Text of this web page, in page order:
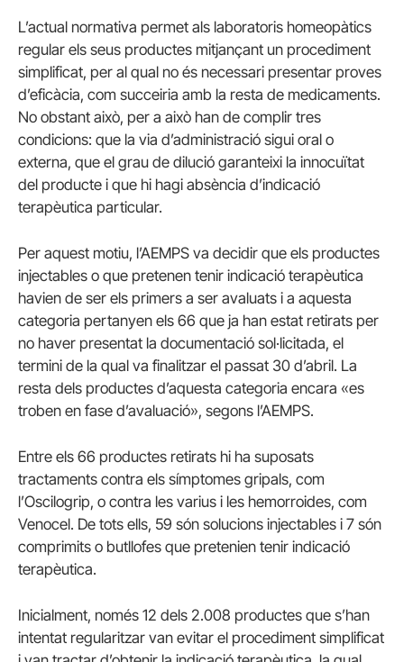
L’actual normativa permet als laboratoris homeopàtics
regular els seus productes mitjançant un procediment
simplificat, per al qual no és necessari presentar proves
d’eficàcia, com succeiria amb la resta de medicaments.
No obstant això, per a això han de complir tres
condicions: que la via d’administració sigui oral o
externa, que el grau de dilució garanteixi la innocuïtat
del producte i que hi hagi absència d’indicació
terapèutica particular.
Per aquest motiu, l’AEMPS va decidir que els productes
injectables o que pretenen tenir indicació terapèutica
havien de ser els primers a ser avaluats i a aquesta
categoria pertanyen els 66 que ja han estat retirats per
no haver presentat la documentació sol·licitada, el
termini de la qual va finalitzar el passat 30 d’abril. La
resta dels productes d’aquesta categoria encara «es
troben en fase d’avaluació», segons l’AEMPS.
Entre els 66 productes retirats hi ha suposats
tractaments contra els símptomes gripals, com
l’Oscilogrip, o contra les varius i les hemorroides, com
Venocel. De tots ells, 59 són solucions injectables i 7 són
comprimits o butllofes que pretenien tenir indicació
terapèutica.
Inicialment, només 12 dels 2.008 productes que s’han
intentat regularitzar van evitar el procediment simplificat